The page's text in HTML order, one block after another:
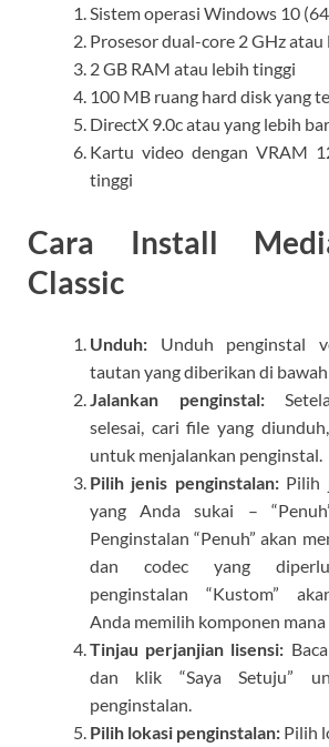
Sistem operasi Windows 10
Prosesor dual-core 2 GHz
2 GB RAM atau lebih tinggi
100 MB ruang hard disk yang
DirectX 9.0c atau yang lebih
Kartu video dengan VRAM
tinggi
Cara Install
Classic
Unduh: Unduh penginstal
tautan yang diberikan di bawah
Jalankan penginstal:
selesai, cari file yang
untuk menjalankan penginstal.
Pilih jenis penginstalan:Pilih
yang Anda sukai –
Penginstalan “Penuh” akan
dan codec yang
penginstalan “Kustom”
Anda memilih komponen mana
Tinjau perjanjian lisensi:
dan klik “Saya Setuju”
penginstalan.
Pilih lokasi penginstalan: Pilih